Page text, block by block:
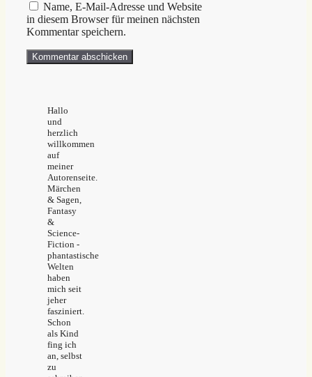
Name, E-Mail-Adresse und Website
in diesem Browser für meinen nächsten
Kommentar speichern.
Hallo
und
herzlich
willkommen
auf
meiner
Autorenseite.
Märchen
& Sagen,
Fantasy
&
Science-
Fiction -
phantastische
Welten
haben
mich seit
jeher
fasziniert.
Schon
als Kind
fing ich
an, selbst
zu